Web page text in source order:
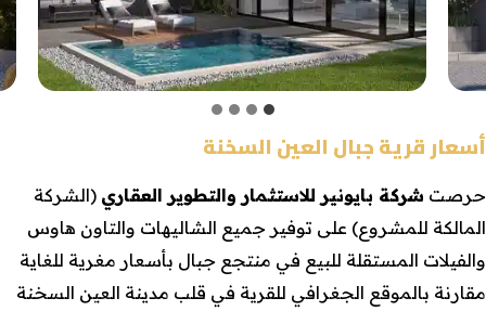
أسعار قرية جبال العين السخنة
حرصت شركة بايونير للاستثمار والتطوير العقاري (الشركة
المالكة للمشروع) على توفير جميع الشاليهات والتاون هاوس
والفيلات المستقلة للبيع في منتجع جبال بأسعار مغرية للغاية
مقارنة بالموقع الجغرافي للقرية في قلب مدينة العين السخنة